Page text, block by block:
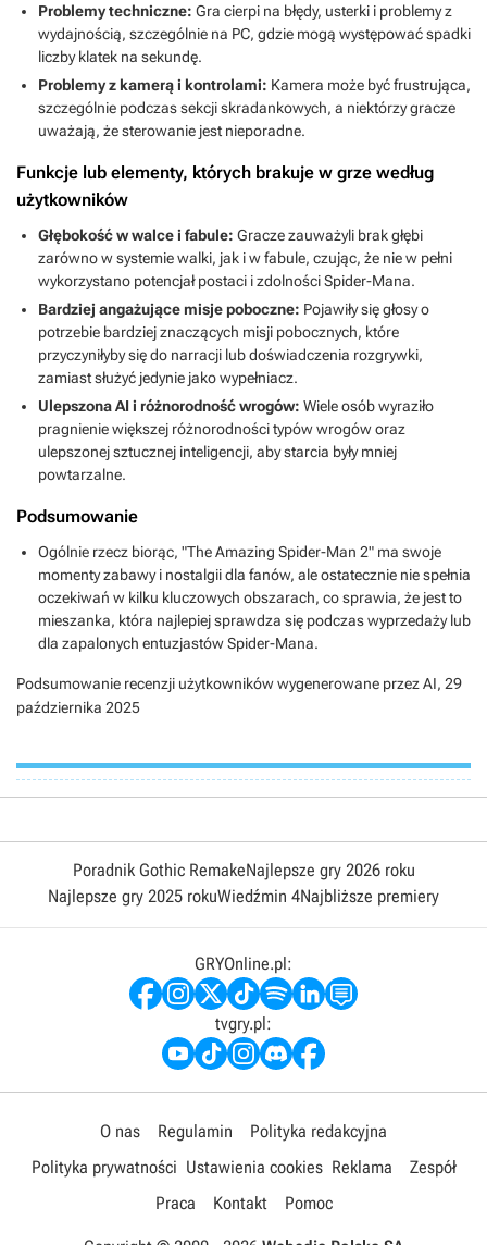
Problemy techniczne: Gra cierpi na błędy, usterki i problemy z
wydajnością, szczególnie na PC, gdzie mogą występować spadki
liczby klatek na sekundę.
Problemy z kamerą i kontrolami: Kamera może być frustrująca,
szczególnie podczas sekcji skradankowych, a niektórzy gracze
uważają, że sterowanie jest nieporadne.
Funkcje lub elementy, których brakuje w grze według
użytkowników
Głębokość w walce i fabule: Gracze zauważyli brak głębi
zarówno w systemie walki, jak i w fabule, czując, że nie w pełni
wykorzystano potencjał postaci i zdolności Spider-Mana.
Bardziej angażujące misje poboczne: Pojawiły się głosy o
potrzebie bardziej znaczących misji pobocznych, które
przyczyniłyby się do narracji lub doświadczenia rozgrywki,
zamiast służyć jedynie jako wypełniacz.
Ulepszona AI i różnorodność wrogów: Wiele osób wyraziło
pragnienie większej różnorodności typów wrogów oraz
ulepszonej sztucznej inteligencji, aby starcia były mniej
powtarzalne.
Podsumowanie
Ogólnie rzecz biorąc, "The Amazing Spider-Man 2" ma swoje
momenty zabawy i nostalgii dla fanów, ale ostatecznie nie spełnia
oczekiwań w kilku kluczowych obszarach, co sprawia, że jest to
mieszanka, która najlepiej sprawdza się podczas wyprzedaży lub
dla zapalonych entuzjastów Spider-Mana.
Podsumowanie recenzji użytkowników wygenerowane przez AI, 29
października 2025
Poradnik Gothic RemakeNajlepsze gry 2026 roku
Najlepsze gry 2025 rokuWiedźmin 4Najbliższe premiery
GRYOnline.pl:
tvgry.pl:
O nas Regulamin
Polityka redakcyjna
Polityka prywatności Ustawienia cookies Reklama
Zespół
Praca
Kontakt Pomoc